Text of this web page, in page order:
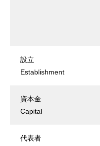
設立
Establishment
資本金
Capital
代表者